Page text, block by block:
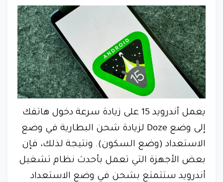
يعمل أندرويد 15 على زيادة سرعة دخول هاتفك
إلى وضع Doze لزيادة شحن البطارية في وضع
الاستعداد (وضع السكون). ونتيجة لذلك، فإن
بعض الأجهزة التي تعمل بأحدث نظام تشغيل
أندرويد ستتمتع بشحن في وضع الاستعداد